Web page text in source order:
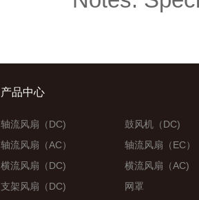
产品中心
轴流风扇（DC)
鼓风机（DC)
轴流风扇（AC）
轴流风扇（EC）
横流风扇（DC)
横流风扇（AC)
支架风扇（DC)
网罩